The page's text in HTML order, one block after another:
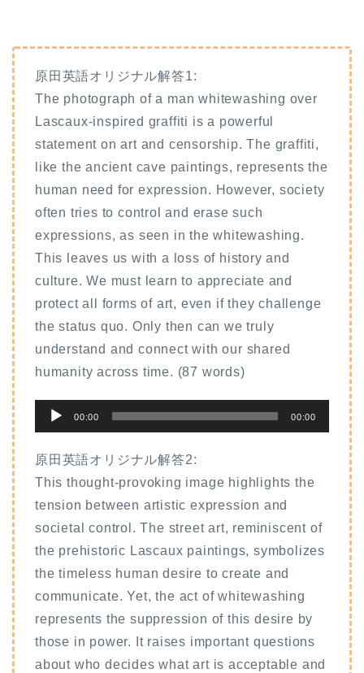
原田英語オリジナル解答1:
The photograph of a man whitewashing over
Lascaux-inspired graffiti is a powerful
statement on art and censorship. The graffiti,
like the ancient cave paintings, represents the
human need for expression. However, society
often tries to control and erase such
expressions, as seen in the whitewashing.
This leaves us with a loss of history and
culture. We must learn to appreciate and
protect all forms of art, even if they challenge
the status quo. Only then can we truly
understand and connect with our shared
humanity across time. (87 words)
声
プ
レ
ー
ヤ
ー
00:00 00:00
原田英語オリジナル解答2:
This thought-provoking image highlights the
tension between artistic expression and
societal control. The street art, reminiscent of
the prehistoric Lascaux paintings, symbolizes
the timeless human desire to create and
communicate. Yet, the act of whitewashing
represents the suppression of this desire by
those in power. It raises important questions
about who decides what art is acceptable and